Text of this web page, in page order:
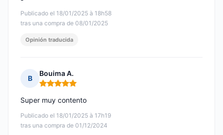
Publicado el 18/01/2025 à 18h58
tras una compra de 08/01/2025
Opinión traducida
B
Bouima A.
Nota: 5 de 5
Publicado el 18/01/2025 à 17h19
tras una compra de 01/12/2024
Super muy contento